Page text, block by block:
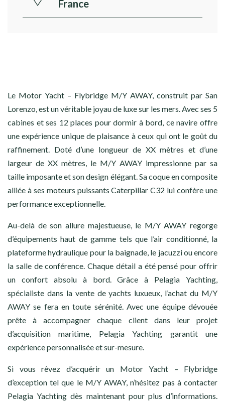
France
Le Motor Yacht – Flybridge M/Y AWAY, construit par San
Lorenzo, est un véritable joyau de luxe sur les mers. Avec ses 5
cabines et ses 12 places pour dormir à bord, ce navire offre
une expérience unique de plaisance à ceux qui ont le goût du
raffinement. Doté d’une longueur de XX mètres et d’une
largeur de XX mètres, le M/Y AWAY impressionne par sa
taille imposante et son design élégant. Sa coque en composite
alliée à ses moteurs puissants Caterpillar C32 lui confère une
performance exceptionnelle.
Au-delà de son allure majestueuse, le M/Y AWAY regorge
d’équipements haut de gamme tels que l’air conditionné, la
plateforme hydraulique pour la baignade, le jacuzzi ou encore
la salle de conférence. Chaque détail a été pensé pour offrir
un confort absolu à bord. Grâce à Pelagia Yachting,
spécialiste dans la vente de yachts luxueux, l’achat du M/Y
AWAY se fera en toute sérénité. Avec une équipe dévouée
prête à accompagner chaque client dans leur projet
d’acquisition maritime, Pelagia Yachting garantit une
expérience personnalisée et sur-mesure.
Si vous rêvez d’acquérir un Motor Yacht – Flybridge
d’exception tel que le M/Y AWAY, n’hésitez pas à contacter
Pelagia Yachting dès maintenant pour plus d’informations.